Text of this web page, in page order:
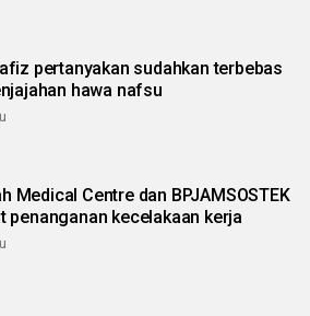
pertanyakan sudahkan terbebas
hawa nafsu
Medical Centre dan BPJAMSOSTEK
penanganan kecelakaan kerja